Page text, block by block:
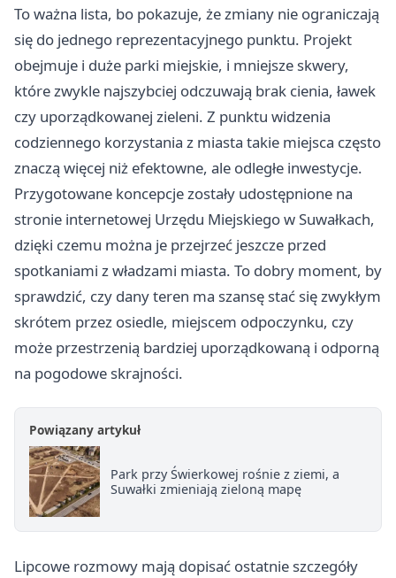
To ważna lista, bo pokazuje, że zmiany nie ograniczają
się do jednego reprezentacyjnego punktu. Projekt
obejmuje i duże parki miejskie, i mniejsze skwery,
które zwykle najszybciej odczuwają brak cienia, ławek
czy uporządkowanej zieleni. Z punktu widzenia
codziennego korzystania z miasta takie miejsca często
znaczą więcej niż efektowne, ale odległe inwestycje.
Przygotowane koncepcje zostały udostępnione na
stronie internetowej Urzędu Miejskiego w Suwałkach,
dzięki czemu można je przejrzeć jeszcze przed
spotkaniami z władzami miasta. To dobry moment, by
sprawdzić, czy dany teren ma szansę stać się zwykłym
skrótem przez osiedle, miejscem odpoczynku, czy
może przestrzenią bardziej uporządkowaną i odporną
na pogodowe skrajności.
Powiązany artykuł
Park przy Świerkowej rośnie z ziemi, a
Suwałki zmieniają zieloną mapę
Lipcowe rozmowy mają dopisać ostatnie szczegóły